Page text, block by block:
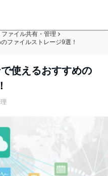
ファイル共有・管理
ファイルストレージ9選！
使えるおすすめの